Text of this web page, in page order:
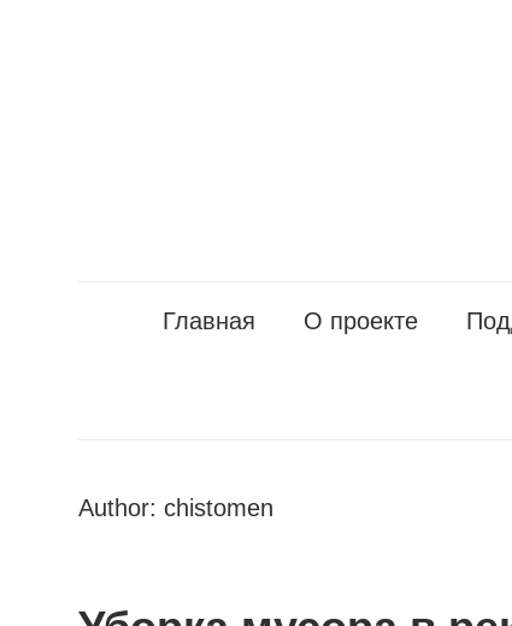
Главная О проекте
Author: chistomen